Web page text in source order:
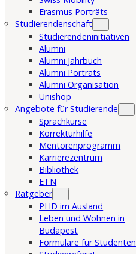
Erasmus Porträts
Studierendenschaft
Studierendeninitiativen
Alumni
Alumni Jahrbuch
Alumni Porträts
Alumni Organisation
Unishop
Angebote für Studierende
Sprachkurse
Korrekturhilfe
Mentorenprogramm
Karrierezentrum
Bibliothek
ETN
Ratgeber
PHD im Ausland
Leben und Wohnen in
Budapest
Formulare für Studenten